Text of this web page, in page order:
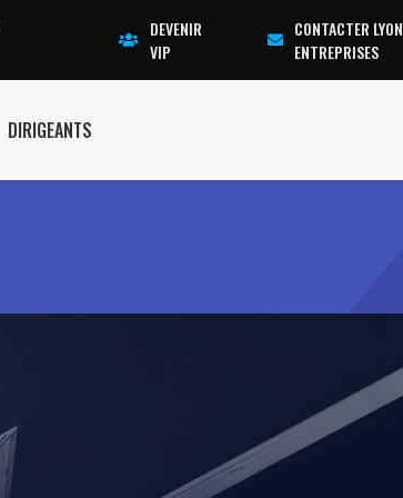
DEVENIR
VIP
CONTACTER LYON
ENTREPRISES
DIRIGEANTS